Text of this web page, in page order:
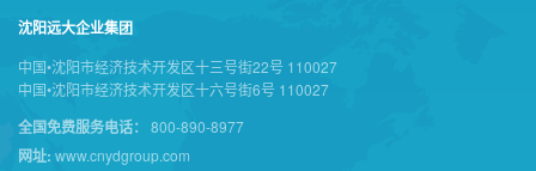
沈阳远大企业集团
中国•沈阳市经济技术开发区十三号街22号 110027
中国•沈阳市经济技术开发区十六号街6号 110027
全国免费服务电话： 800-890-8977
网址: www.cnydgroup.com